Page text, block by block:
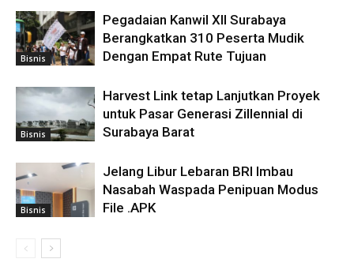
Bisnis
Pegadaian Kanwil XII Surabaya
Berangkatkan 310 Peserta Mudik
Dengan Empat Rute Tujuan
Bisnis
Harvest Link tetap Lanjutkan Proyek
untuk Pasar Generasi Zillennial di
Surabaya Barat
Bisnis
Jelang Libur Lebaran BRI Imbau
Nasabah Waspada Penipuan Modus
File .APK